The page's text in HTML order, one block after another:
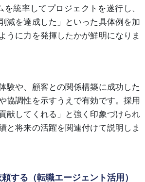
統率してプロジェクトを遂行し、
減を達成した」といった具体例を加
うに力を発揮したかが鮮明になりま
験や、顧客との関係構築に成功した
協調性を示すうえで有効です。採用
献してくれる」と強く印象づけられ
と将来の活躍を関連付けて説明しま
する（転職エージェント活用）